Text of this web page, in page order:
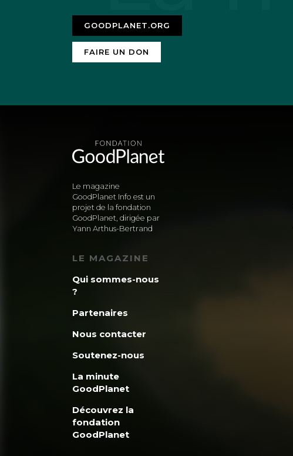
GOODPLANET.ORG
FAIRE UN DON
Le magazine
GoodPlanet Info est un
projet de la fondation
GoodPlanet, dirigée par
Yann Arthus-Bertrand
LE MAGAZINE
Qui sommes-nous
?
Partenaires
Nous contacter
Soutenez-nous
La minute
GoodPlanet
Découvrez la
fondation
GoodPlanet